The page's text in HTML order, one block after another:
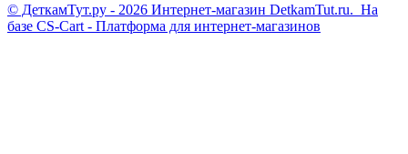
© ДеткамТут.ру - 2026 Интернет-магазин DetkamTut.ru. На
базе CS-Cart - Платформа для интернет-магазинов